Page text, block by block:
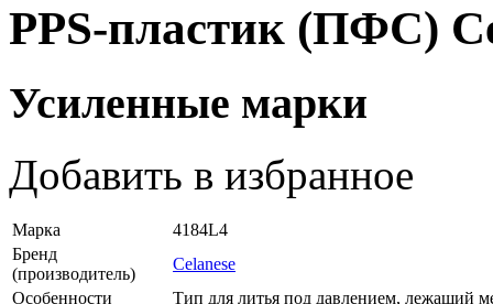
PPS-пластик (ПФС)
Усиленные марки
Добавить в избранное
Марка
4184L4
Бренд
(производитель)
Celanese
Особенности
Тип для литья под давлением, лежащий